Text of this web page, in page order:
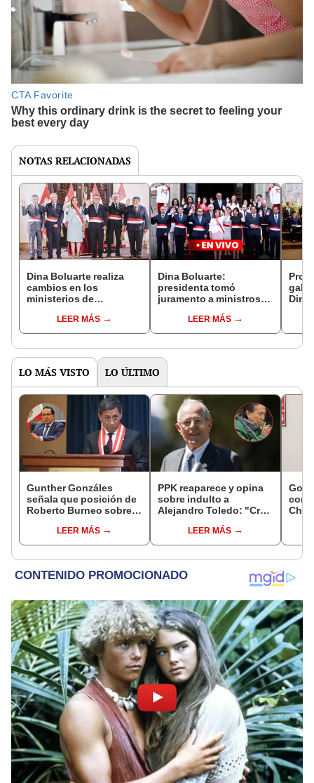
NOTAS RELACIONADAS
Dina Boluarte realiza
cambios en los
ministerios de
Energía y Ambiente
LEER MÁS
Dina Boluarte:
presidenta tomó
juramento a ministros
Ambiente y Energía y
Minas
LEER MÁS
Dina
LO MÁS VISTO LO ÚLTIMO
Gunther Gonzáles
señala que posición de
Roberto Burneo sobre
Aliaga no representan al
JNE
LEER MÁS
PPK reaparece y opina
sobre indulto a
Alejandro Toledo: "Creo
cárcel"LEER MÁS